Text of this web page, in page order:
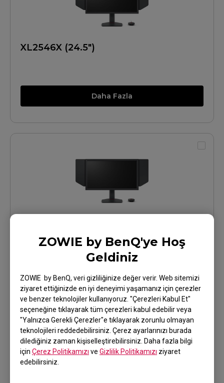
ZOWIE by BenQ'ye Hoş
Geldiniz
ZOWIE by BenQ, veri gizliliğinize değer verir. Web sitemizi
ziyaret ettiğinizde en iyi deneyimi yaşamanız için çerezler
ve benzer teknolojiler kullanıyoruz. "Çerezleri Kabul Et"
seçeneğine tıklayarak tüm çerezleri kabul edebilir veya
"Yalnızca Gerekli Çerezler"e tıklayarak zorunlu olmayan
teknolojileri reddedebilirsiniz. Çerez ayarlarınızı burada
dilediğiniz zaman kişiselleştirebilirsiniz. Daha fazla bilgi
için Çerez Politikamızı ve Gizlilik Politikamızı ziyaret
edebilirsiniz.
XL2546X (24.5")
Daha Fazla